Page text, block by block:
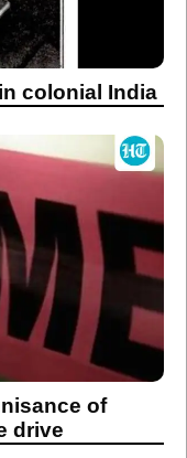
colonial India
of
drive